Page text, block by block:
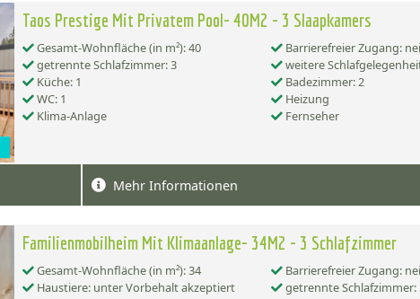
Taos Prestige Mit Privatem Pool- 40M2 - 3 Slaapkamers
Gesamt-Wohnfläche (in m²): 40
Barrierefreier Zugang:
getrennte Schlafzimmer: 3
weitere
Küche: 1
Badezimmer: 2
WC: 1
Heizung
Klima-Anlage
Fernseher
Mehr Informationen
Familienmobilheim Mit Klimaanlage- 34M2 - 3 Schlafzimmer
Gesamt-Wohnfläche (in m²): 34
Barrierefreier Zugang:
Haustiere: unter Vorbehalt akzeptiert
getrennte Schlafzimmer: